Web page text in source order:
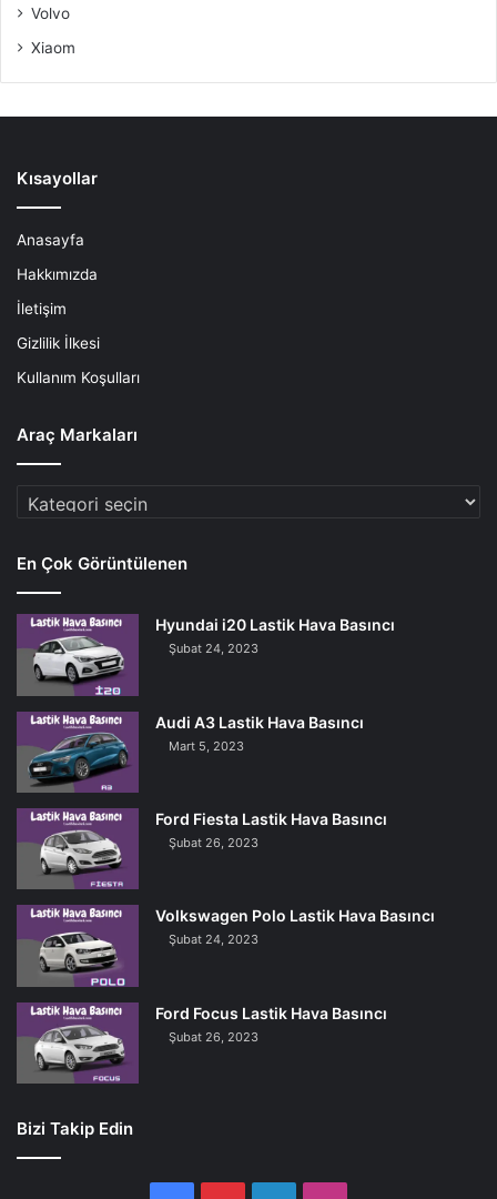
Volvo
Xiaom
Kısayollar
Anasayfa
Hakkımızda
İletişim
Gizlilik İlkesi
Kullanım Koşulları
Araç Markaları
Araç
En Çok Görüntülenen
Hyundai i20 Lastik Hava Basıncı
Şubat 24, 2023
Audi A3 Lastik Hava Basıncı
Mart 5, 2023
Ford Fiesta Lastik Hava Basıncı
Şubat 26, 2023
Volkswagen Polo Lastik Hava Basıncı
Şubat 24, 2023
Ford Focus Lastik Hava Basıncı
Şubat 26, 2023
Bizi Takip Edin